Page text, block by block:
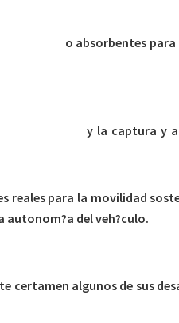
o absorbentes
y la captura y
reales para la movilidad
autonom?a del veh?culo.
certamen algunos de sus